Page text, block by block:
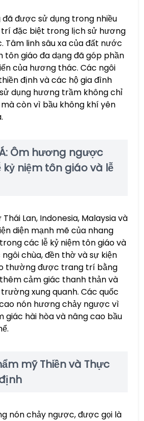
được sử dụng trong nhiều
trí đặc biệt trong lịch sử hương
Tâm linh sâu xa của đất nước
giáo đa dạng đã góp phần
của hương thác. Các ngôi
định và các hộ gia đình
dụng hương trầm không chỉ
còn vì bầu không khí yên
Ôm hương ngược
niệm tôn giáo và lễ
Lan, Indonesia, Malaysia và
diện mạnh mẽ của nhang
các lễ kỷ niệm tôn giáo và
ngôi chùa, đền thờ và sự kiện
thường được trang trí bằng
cảm giác thanh thản và
xung quanh. Các quốc
nón hương chảy ngược vì
giác hài hòa và nâng cao bầu
mỹ Thiền và Thực
nón chảy ngược, được gọi là